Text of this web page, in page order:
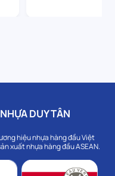
DUY TÂN
hiệu nhựa hàng đầu Việt
xuất nhựa hàng đầu ASEAN.